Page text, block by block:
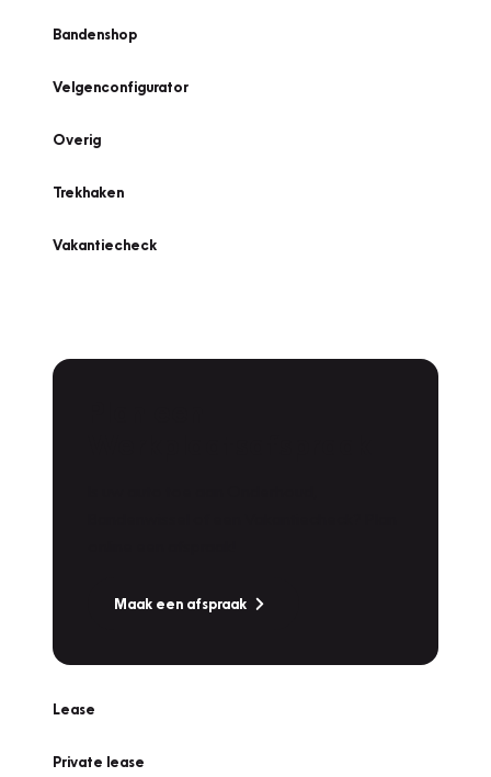
Bandenshop
Velgenconfigurator
Overig
Trekhaken
Vakantiecheck
Maak een afspraak
Lease
Private lease